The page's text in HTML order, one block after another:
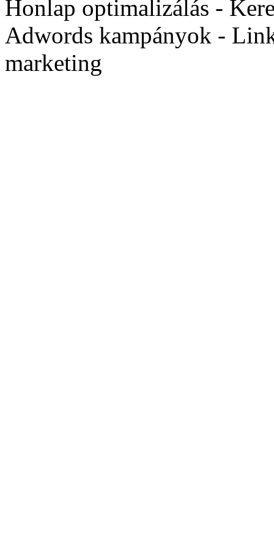
Honlap optimalizálás -
Adwords kampányok -
marketing